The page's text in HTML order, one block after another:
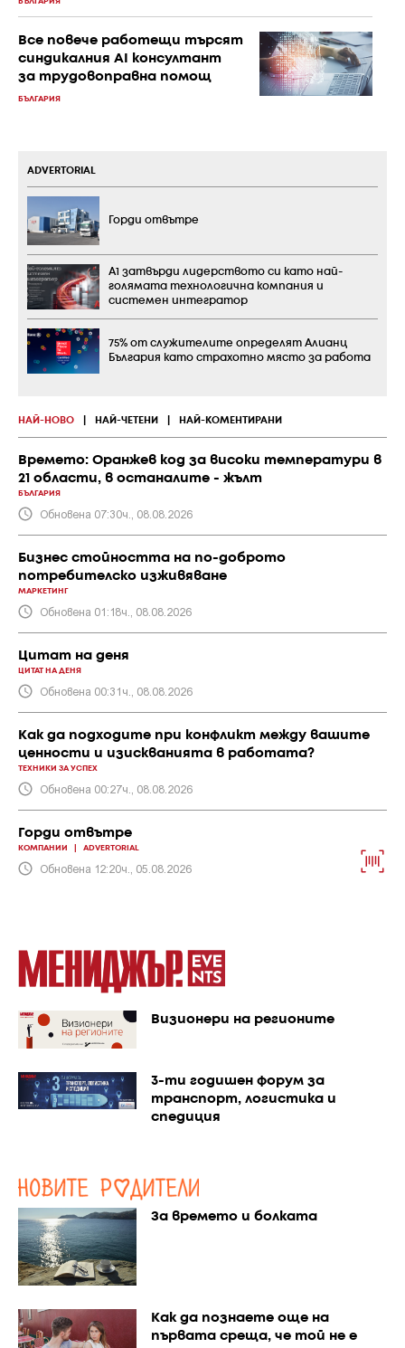
БЪЛГАРИЯ
Все повече работещи търсят
синдикалния AI консултант
за трудовоправна помощ
БЪЛГАРИЯ
НАЙ-НОВО НАЙ-ЧЕТЕНИ НАЙ-КОМЕНТИРАНИ
Времето: Оранжев код за високи температури в
21 области, в останалите - жълт
БЪЛГАРИЯ
Обновена 07:30ч., 08.08.2026
Бизнес стойността на по-доброто
потребителско изживяване
МАРКЕТИНГ
Обновена 01:18ч., 08.08.2026
Цитат на деня
ЦИТАТ НА ДЕНЯ
Обновена 00:31ч., 08.08.2026
Как да подходите при конфликт между вашите
ценности и изискванията в работата?
ТЕХНИКИ ЗА УСПЕХ
Обновена 00:27ч., 08.08.2026
Горди отвътре
КОМПАНИИ ADVERTORIAL
Обновена 12:20ч., 05.08.2026
ADVERTORIAL
Горди отвътре
А1 затвърди лидерството си като най-
голямата технологична компания и
системен интегратор
75% от служителите определят Алианц
България като страхотно място за работа
Визионери на регионите
3-ти годишен форум за
транспорт, логистика и
спедиция
За времето и болката
Как да познаете още на
първата среща, че той не е